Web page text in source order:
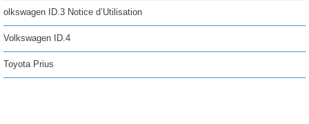
olkswagen ID.3 Notice d’Utilisation
Volkswagen ID.4
Toyota Prius